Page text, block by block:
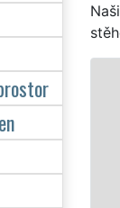
Naše franchisová
servis v
služby stěhování
tak